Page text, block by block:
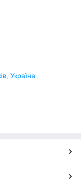
Україна